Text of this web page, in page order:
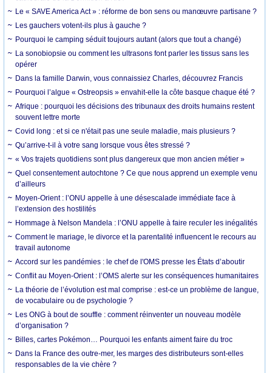
Le « SAVE America Act » : réforme de bon sens ou manœuvre partisane ?
Les gauchers votent-ils plus à gauche ?
Pourquoi le camping séduit toujours autant (alors que tout a changé)
La sonobiopsie ou comment les ultrasons font parler les tissus sans les
opérer
Dans la famille Darwin, vous connaissiez Charles, découvrez Francis
Pourquoi l’algue « Ostreopsis » envahit-elle la côte basque chaque été ?
Afrique : pourquoi les décisions des tribunaux des droits humains restent
souvent lettre morte
Covid long : et si ce n'était pas une seule maladie, mais plusieurs ?
Qu’arrive-t-il à votre sang lorsque vous êtes stressé ?
« Vos trajets quotidiens sont plus dangereux que mon ancien métier »
Quel consentement autochtone ? Ce que nous apprend un exemple venu
d’ailleurs
Moyen-Orient : l’ONU appelle à une désescalade immédiate face à
l’extension des hostilités
Hommage à Nelson Mandela : l’ONU appelle à faire reculer les inégalités
Comment le mariage, le divorce et la parentalité influencent le recours au
travail autonome
Accord sur les pandémies : le chef de l'OMS presse les États d’aboutir
Conflit au Moyen-Orient : l’OMS alerte sur les conséquences humanitaires
La théorie de l’évolution est mal comprise : est-ce un problème de langue,
de vocabulaire ou de psychologie ?
Les ONG à bout de souffle : comment réinventer un nouveau modèle
d’organisation ?
Billes, cartes Pokémon… Pourquoi les enfants aiment faire du troc
Dans la France des outre-mer, les marges des distributeurs sont-elles
responsables de la vie chère ?